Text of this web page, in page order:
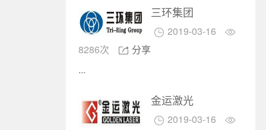
三环集团
 2019-03-16 
8286次  分享
...
金运激光
 2019-03-16 